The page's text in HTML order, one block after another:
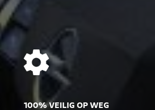
100% VEILIG OP WEG